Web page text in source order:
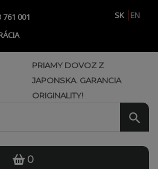
761 001 SK
EN
PRIAMY DOVOZ Z
JAPONSKA. GARANCIA
ORIGINALITY!
0